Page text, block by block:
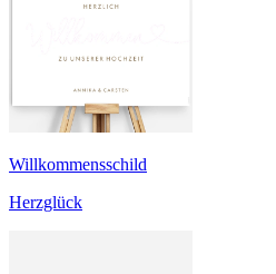
Willkommensschild
Herzglück